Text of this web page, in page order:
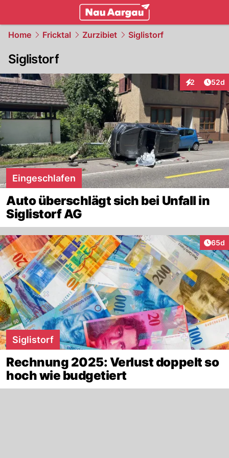
Home Fricktal Zurzibiet Siglistorf
Siglistorf
2
Interaktionen
52d
Eingeschlafen
Auto überschlägt sich bei Unfall in
Siglistorf AG
65d
Siglistorf
Rechnung 2025: Verlust doppelt so
hoch wie budgetiert